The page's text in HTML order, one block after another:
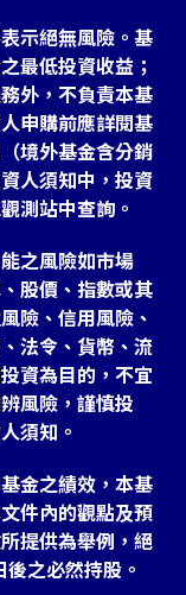
示絕無風險。基
最低投資收益；
外，不負責本基
申購前應詳閱基
境外基金含分銷
人須知中，投資
測站中查詢。
之風險如市場
股價、指數或其
險、信用風險、
法令、貨幣、流
資為目的，不宜
風險，謹慎投
須知。
金之績效，本基
件內的觀點及預
提供為舉例，絕
之必然持股。